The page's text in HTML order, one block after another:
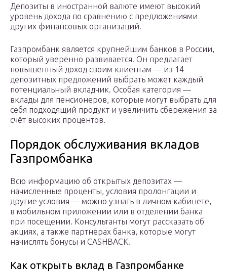
Депозиты в иностранной валюте имеют высокий
уровень дохода по сравнению с предложениями
других финансовых организаций.
Газпромбанк является крупнейшим банков в России,
который уверенно развивается. Он предлагает
повышенный доход своим клиентам — из 14
депозитных предложений выбрать может каждый
потенциальный вкладчик. Особая категория —
вклады для пенсионеров, которые могут выбрать для
себя подходящий продукт и увеличить сбережения за
счёт высоких процентов.
Порядок обслуживания вкладов
Газпромбанка
Всю информацию об открытых депозитах —
начисленные проценты, условия пролонгации и
другие условия — можно узнать в личном кабинете,
в мобильном приложении или в отделении банка
при посещении. Консультанты могут рассказать об
акциях, а также партнёрах банка, которые могут
начислять бонусы и CASHBACK.
Как открыть вклад в Газпромбанке